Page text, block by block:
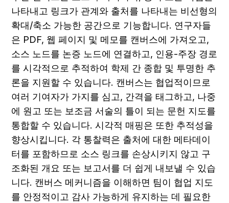
나타내고 링크가 관계와 출처를 나타내는 비선형의
확대/축소 가능한 공간으로 기능합니다. 연구자들
은 PDF, 웹 페이지 및 메모를 캔버스에 가져오고,
소스 노드를 논증 노드에 연결하고, 인용-주장 경로
를 시각적으로 추적하여 학제 간 종합 및 투명한 추
론을 지원할 수 있습니다. 캔버스는 협업적이므로
여러 기여자가 가지를 심고, 간격을 태그하고, 나중
에 원고 또는 보조금 서술의 틀이 되는 문헌 지도를
통합할 수 있습니다. 시각적 매핑은 또한 추적성을
향상시킵니다. 각 통찰력은 출처에 대한 메타데이
터를 포함하므로 소스 링크를 손상시키지 않고 구
조화된 개요 또는 보고서를 더 쉽게 내보낼 수 있습
니다. 캔버스 메커니즘을 이해하면 팀이 협업 지도
를 안정적이고 감사 가능하게 유지하는 데 필요한